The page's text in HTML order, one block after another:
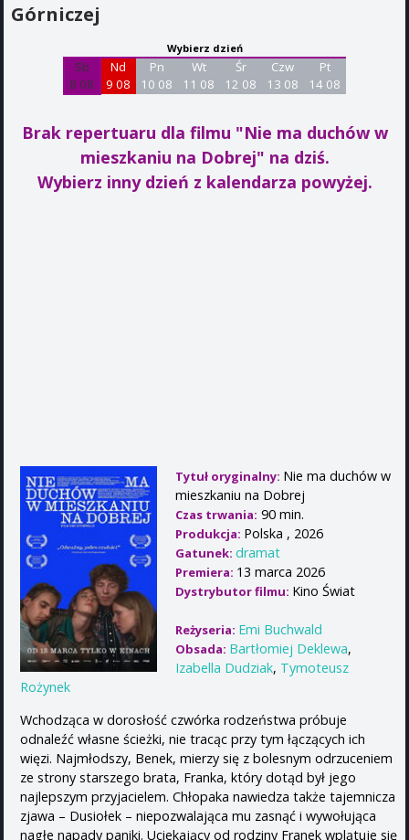
Górniczej
Wybierz dzień
Sb
8 08
Nd
9 08
Pn
10 08
Wt
11 08
Śr
12 08
Czw
13 08
Pt
14 08
Brak repertuaru dla filmu "Nie ma duchów w
mieszkaniu na Dobrej" na dziś.
Wybierz inny dzień z kalendarza powyżej.
Tytuł oryginalny: Nie ma duchów w
mieszkaniu na Dobrej
Czas trwania: 90 min.
Produkcja: Polska , 2026
Gatunek: dramat
Premiera: 13 marca 2026
Dystrybutor filmu: Kino Świat
Reżyseria: Emi Buchwald
Obsada: Bartłomiej Deklewa,
Izabella Dudziak, Tymoteusz
Rożynek
Wchodząca w dorosłość czwórka rodzeństwa próbuje
odnaleźć własne ścieżki, nie tracąc przy tym łączących ich
więzi. Najmłodszy, Benek, mierzy się z bolesnym odrzuceniem
ze strony starszego brata, Franka, który dotąd był jego
najlepszym przyjacielem. Chłopaka nawiedza także tajemnicza
zjawa – Dusiołek – niepozwalająca mu zasnąć i wywołująca
nagłe napady paniki. Uciekający od rodziny Franek wplątuje się